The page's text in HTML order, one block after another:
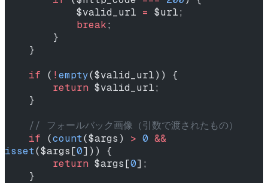
            $valid_url
= $url;
            break
;
        }
    }
    if
( !empty($valid_url)) {
        return
$valid_url;
    }
    // フォールバック画像（引数で渡されたもの）
    if
(count($args) > 0 &&
isset($args[0])) {
        return
$args[0];
    }